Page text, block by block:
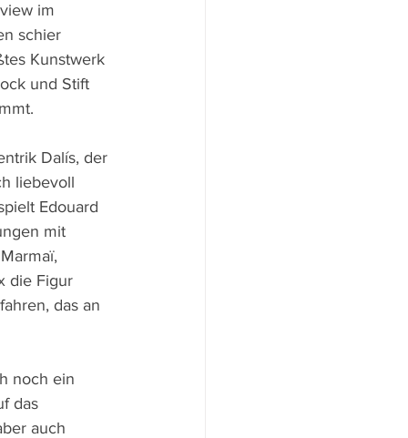
im
schier
Kunstwerk
und Stift
Dalís, der
liebevoll
Edouard
mit
die Figur
das an
noch ein
das
auch